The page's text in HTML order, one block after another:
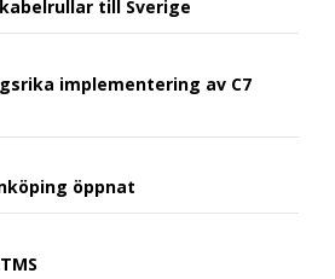
till Sverige
implementering av C7
öppnat